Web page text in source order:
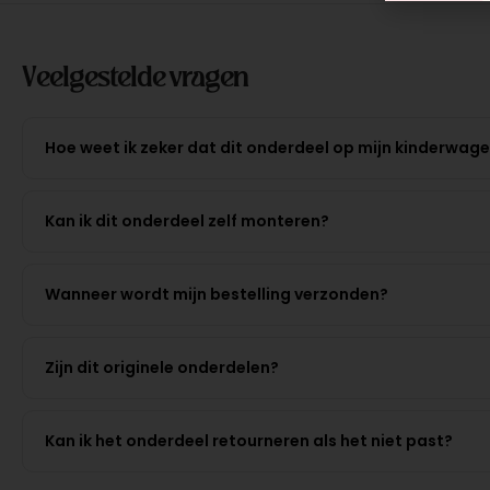
Veelgestelde vragen
Hoe weet ik zeker dat dit onderdeel op mijn
Kan ik dit onderdeel zelf monteren?
Wanneer wordt mijn bestelling verzonden?
Zijn dit originele onderdelen?
Kan ik het onderdeel retourneren als het niet past?